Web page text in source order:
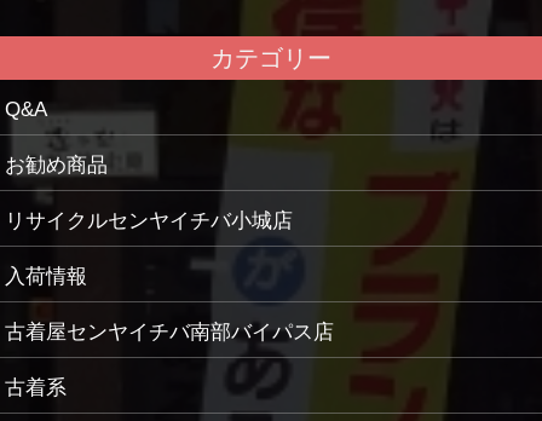
カテゴリー
Q&A
お勧め商品
リサイクルセンヤイチバ小城店
入荷情報
古着屋センヤイチバ南部バイパス店
古着系